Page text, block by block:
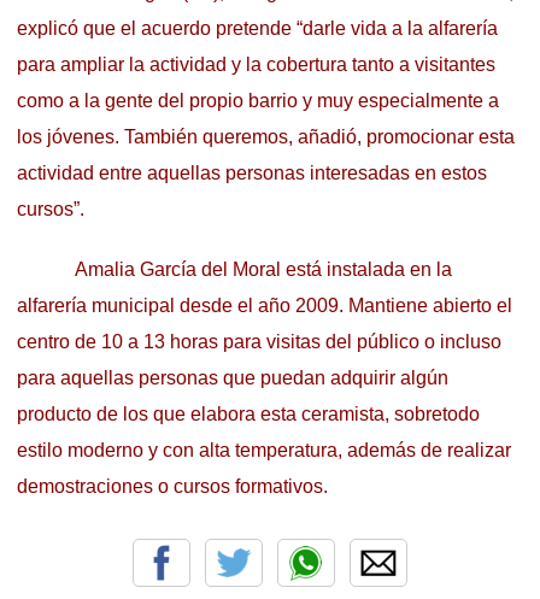
explicó que el acuerdo pretende “darle vida a la alfarería
para ampliar la actividad y la cobertura tanto a visitantes
como a la gente del propio barrio y muy especialmente a
los jóvenes. También queremos, añadió, promocionar esta
actividad entre aquellas personas interesadas en estos
cursos”.
Amalia García del Moral está instalada en la
alfarería municipal desde el año 2009. Mantiene abierto el
centro de 10 a 13 horas para visitas del público o incluso
para aquellas personas que puedan adquirir algún
producto de los que elabora esta ceramista, sobretodo
estilo moderno y con alta temperatura, además de realizar
demostraciones o cursos formativos.